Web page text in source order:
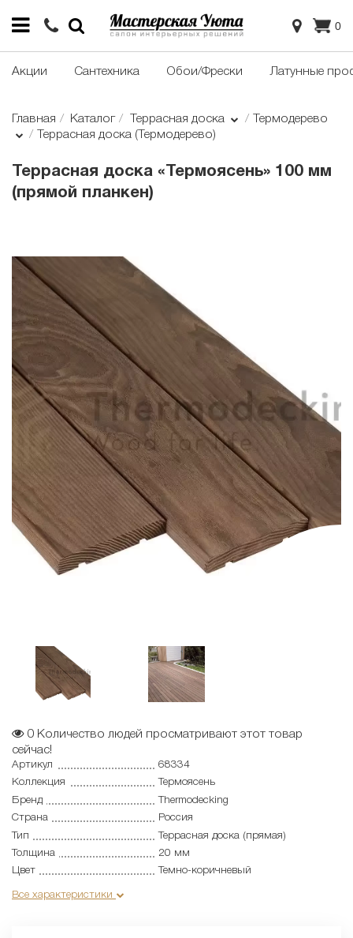
0
Акции Сантехника Обои/Фрески Латунные
Главная Каталог Террасная доска
Термодерево
Террасная доска (Термодерево)
Террасная доска «Термоясень» 100 мм
(прямой планкен)
0 Количество людей просматривают этот товар
сейчас!
Артикул
68334
Коллекция
Термоясень
Бренд
Thermodecking
Страна
Россия
Тип
Террасная доска (прямая)
Толщина
20 мм
Цвет
Темно-коричневый
Все характеристики